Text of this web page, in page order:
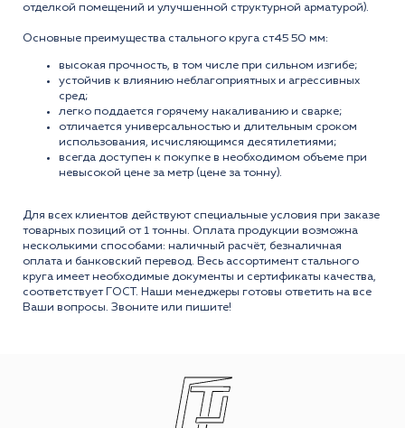
отделкой помещений и улучшенной структурной арматурой).
Основные преимущества стального круга ст45 50 мм:
высокая прочность, в том числе при сильном изгибе;
устойчив к влиянию неблагоприятных и агрессивных
сред;
легко поддается горячему накаливанию и сварке;
отличается универсальностью и длительным сроком
использования, исчисляющимся десятилетиями;
всегда доступен к покупке в необходимом объеме при
невысокой цене за метр (цене за тонну).
Для всех клиентов действуют специальные условия при заказе
товарных позиций от 1 тонны. Оплата продукции возможна
несколькими способами: наличный расчёт, безналичная
оплата и банковский перевод. Весь ассортимент стального
круга имеет необходимые документы и сертификаты качества,
соответствует ГОСТ. Наши менеджеры готовы ответить на все
Ваши вопросы. Звоните или пишите!